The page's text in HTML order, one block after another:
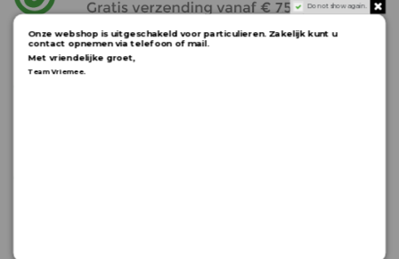
Do not show again.
Onze webshop is uitgeschakeld voor particulieren. Zakelijk kunt u
contact opnemen via telefoon of mail.
Met vriendelijke groet,
Team Vriemee.